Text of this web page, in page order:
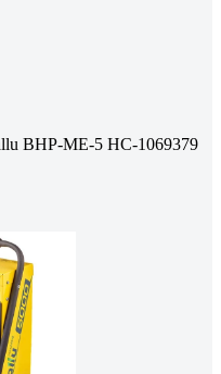
BHP-ME-5 НС-1069379